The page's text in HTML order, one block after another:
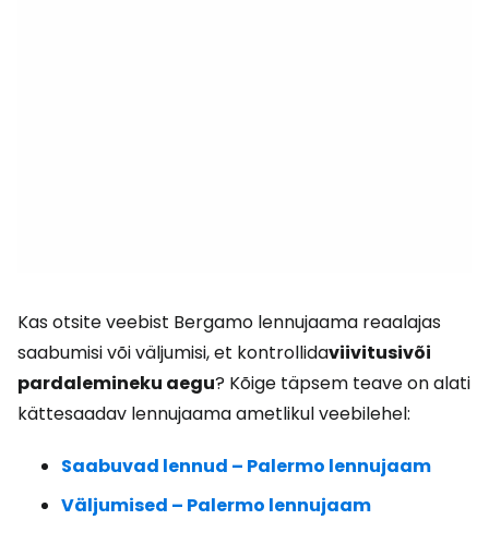
Kas otsite veebist Bergamo lennujaama reaalajas
saabumisi või väljumisi, et kontrollidaviivitusivõi
pardalemineku aegu? Kõige täpsem teave on alati
kättesaadav lennujaama ametlikul veebilehel:
Saabuvad lennud – Palermo lennujaam
Väljumised – Palermo lennujaam